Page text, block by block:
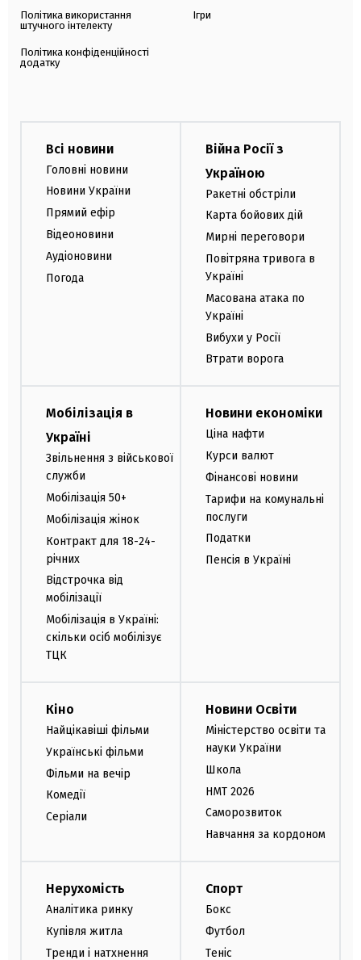
Політика використання
штучного інтелекту
Політика конфіденційності
додатку
Ігри
Всі новини
Головні новини
Новини України
Прямий ефір
Відеоновини
Аудіоновини
Погода
Війна Росії з
Україною
Ракетні обстріли
Карта бойових дій
Мирні переговори
Повітряна тривога в
Україні
Масована атака по
Україні
Вибухи у Росії
Втрати ворога
Мобілізація в
Україні
Звільнення з військової
служби
Мобілізація 50+
Мобілізація жінок
Контракт для 18-24-
річних
Відстрочка від
мобілізації
Мобілізація в Україні:
скільки осіб мобілізує
ТЦК
Новини економіки
Ціна нафти
Курси валют
Фінансові новини
Тарифи на комунальні
послуги
Податки
Пенсія в Україні
Кіно
Найцікавіші фільми
Українські фільми
Фільми на вечір
Комедії
Серіали
Новини Освіти
Міністерство освіти та
науки України
Школа
НМТ 2026
Саморозвиток
Навчання за кордоном
Нерухомість
Аналітика ринку
Купівля житла
Тренди і натхнення
Спорт
Бокс
Футбол
Теніс